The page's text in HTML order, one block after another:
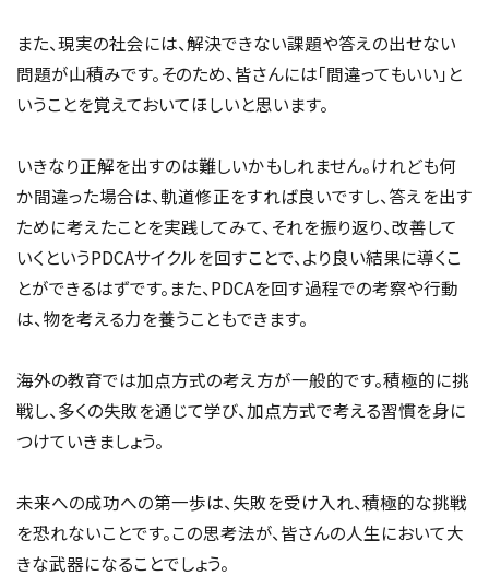
また、現実の社会には、解決できない課題や答えの出せない
問題が山積みです。そのため、皆さんには「間違ってもいい」と
いうことを覚えておいてほしいと思います。
いきなり正解を出すのは難しいかもしれません。けれども何
か間違った場合は、軌道修正をすれば良いですし、答えを出す
ために考えたことを実践してみて、それを振り返り、改善して
いくというPDCAサイクルを回すことで、より良い結果に導くこ
とができるはずです。また、PDCAを回す過程での考察や行動
は、物を考える力を養うこともできます。
海外の教育では加点方式の考え方が一般的です。積極的に挑
戦し、多くの失敗を通じて学び、加点方式で考える習慣を身に
つけていきましょう。
未来への成功への第一歩は、失敗を受け入れ、積極的な挑戦
を恐れないことです。この思考法が、皆さんの人生において大
きな武器になることでしょう。